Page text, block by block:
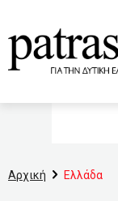
Αρχική Ελλάδα